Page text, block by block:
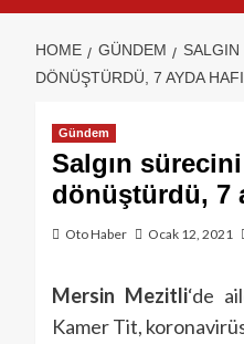
HOME GÜNDEM
SALGIN
DÖNÜŞTÜRDÜ, 7 AYDA
Gündem
Salgın
dönüştürdü, 7
Oto Haber Ocak 12, 2021
Mersin Mezitli‘de
Kamer Tit,